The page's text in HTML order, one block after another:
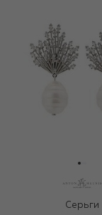
Серьги